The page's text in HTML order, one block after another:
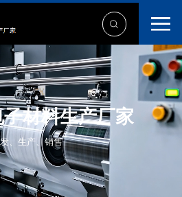
材料生产厂家
、生产、销售